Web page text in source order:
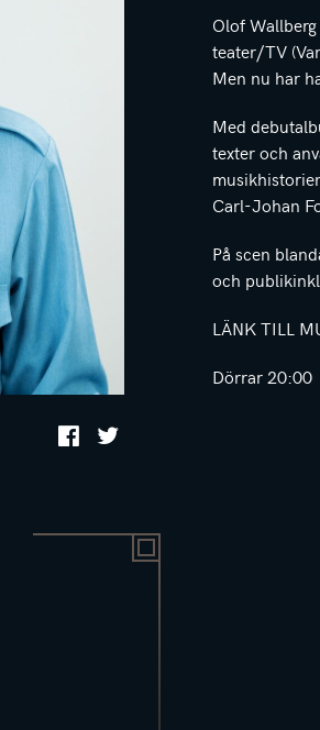
Olof
teater/TV
Men nu har
Med
texter och
Carl-Johan
På scen
och
LÄNK TILL
Dörrar 20:00